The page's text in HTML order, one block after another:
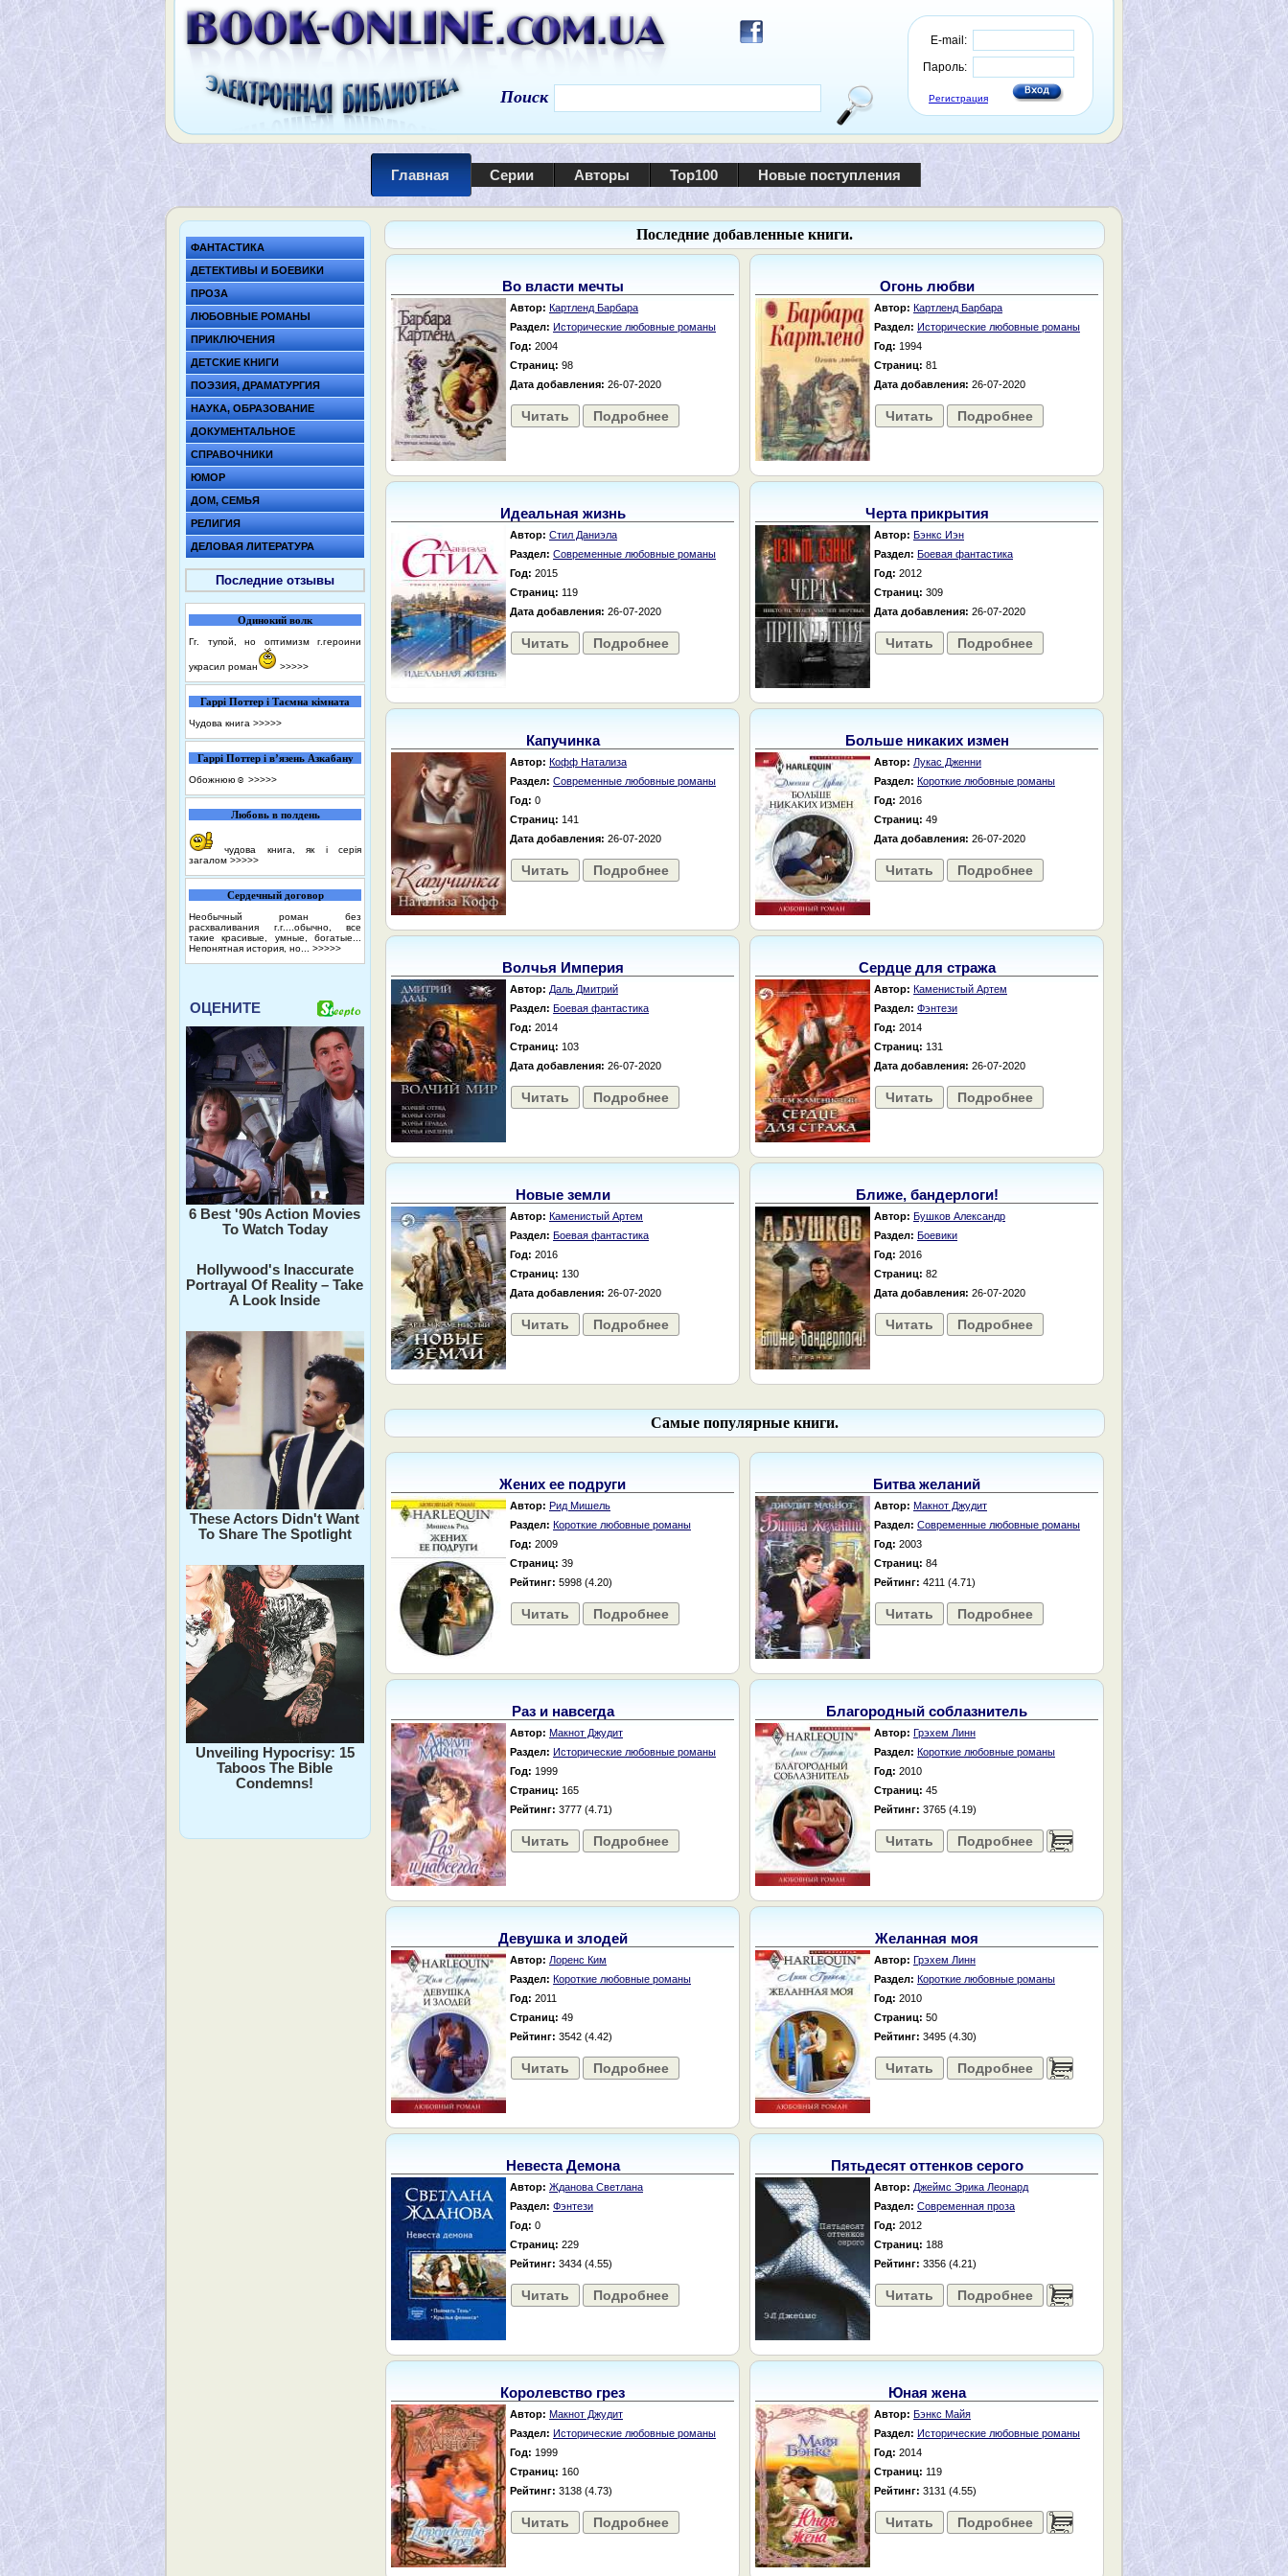
E-mail:
Пароль:
Регистрация
Поиск
Главная Серии Авторы Top100 Новые поступления
ФАНТАСТИКА
ДЕТЕКТИВЫ И БОЕВИКИ
ПРОЗА
ЛЮБОВНЫЕ РОМАНЫ
ПРИКЛЮЧЕНИЯ
ДЕТСКИЕ КНИГИ
ПОЭЗИЯ, ДРАМАТУРГИЯ
НАУКА, ОБРАЗОВАНИЕ
ДОКУМЕНТАЛЬНОЕ
СПРАВОЧНИКИ
ЮМОР
ДОМ, СЕМЬЯ
РЕЛИГИЯ
ДЕЛОВАЯ ЛИТЕРАТУРА
Последние отзывы
Одинокий волк
Гг. тупой, но оптимизм г.героини
украсил роман >>>>>
Гаррі Поттер і Таємна кімната
Чудова книга >>>>>
Гаррі Поттер і в’язень Азкабану
Обожнюю☺️ >>>>>
Любовь в полдень
чудова книга, як і серія
загалом >>>>>
Сердечный договор
Необычный роман без
расхваливания г.г....обычно, все
такие красивые, умные, богатые...
Непонятная история, но... >>>>>
ОЦЕНИТЕ
6 Best '90s Action Movies
To Watch Today
Hollywood's Inaccurate
Portrayal Of Reality – Take
A Look Inside
These Actors Didn't Want
To Share The Spotlight
Unveiling Hypocrisy: 15
Taboos The Bible
Condemns!
Последние добавленные книги.
Во власти мечты
Автор: Картленд Барбара
Раздел: Исторические любовные романы
Год: 2004
Страниц: 98
Дата добавления: 26-07-2020
Читать Подробнее
Огонь любви
Автор: Картленд Барбара
Раздел: Исторические любовные романы
Год: 1994
Страниц: 81
Дата добавления: 26-07-2020
Читать Подробнее
Идеальная жизнь
Автор: Стил Даниэла
Раздел: Современные любовные романы
Год: 2015
Страниц: 119
Дата добавления: 26-07-2020
Читать Подробнее
Черта прикрытия
Автор: Бэнкс Иэн
Раздел: Боевая фантастика
Год: 2012
Страниц: 309
Дата добавления: 26-07-2020
Читать Подробнее
Капучинка
Автор: Кофф Натализа
Раздел: Современные любовные романы
Год: 0
Страниц: 141
Дата добавления: 26-07-2020
Читать Подробнее
Больше никаких измен
Автор: Лукас Дженни
Раздел: Короткие любовные романы
Год: 2016
Страниц: 49
Дата добавления: 26-07-2020
Читать Подробнее
Волчья Империя
Автор: Даль Дмитрий
Раздел: Боевая фантастика
Год: 2014
Страниц: 103
Дата добавления: 26-07-2020
Читать Подробнее
Сердце для стража
Автор: Каменистый Артем
Раздел: Фэнтези
Год: 2014
Страниц: 131
Дата добавления: 26-07-2020
Читать Подробнее
Новые земли
Автор: Каменистый Артем
Раздел: Боевая фантастика
Год: 2016
Страниц: 130
Дата добавления: 26-07-2020
Читать Подробнее
Ближе, бандерлоги!
Автор: Бушков Александр
Раздел: Боевики
Год: 2016
Страниц: 82
Дата добавления: 26-07-2020
Читать Подробнее
Самые популярные книги.
Жених ее подруги
Автор: Рид Мишель
Раздел: Короткие любовные романы
Год: 2009
Страниц: 39
Рейтинг: 5998 (4.20)
Читать Подробнее
Битва желаний
Автор: Макнот Джудит
Раздел: Современные любовные романы
Год: 2003
Страниц: 84
Рейтинг: 4211 (4.71)
Читать Подробнее
Раз и навсегда
Автор: Макнот Джудит
Раздел: Исторические любовные романы
Год: 1999
Страниц: 165
Рейтинг: 3777 (4.71)
Читать Подробнее
Благородный соблазнитель
Автор: Грэхем Линн
Раздел: Короткие любовные романы
Год: 2010
Страниц: 45
Рейтинг: 3765 (4.19)
Читать Подробнее ......
Девушка и злодей
Автор: Лоренс Ким
Раздел: Короткие любовные романы
Год: 2011
Страниц: 49
Рейтинг: 3542 (4.42)
Читать Подробнее
Желанная моя
Автор: Грэхем Линн
Раздел: Короткие любовные романы
Год: 2010
Страниц: 50
Рейтинг: 3495 (4.30)
Читать Подробнее ......
Невеста Демона
Автор: Жданова Светлана
Раздел: Фэнтези
Год: 0
Страниц: 229
Рейтинг: 3434 (4.55)
Читать Подробнее
Пятьдесят оттенков серого
Автор: Джеймс Эрика Леонард
Раздел: Современная проза
Год: 2012
Страниц: 188
Рейтинг: 3356 (4.21)
Читать Подробнее ......
Королевство грез
Автор: Макнот Джудит
Раздел: Исторические любовные романы
Год: 1999
Страниц: 160
Рейтинг: 3138 (4.73)
Читать Подробнее
Юная жена
Автор: Бэнкс Майя
Раздел: Исторические любовные романы
Год: 2014
Страниц: 119
Рейтинг: 3131 (4.55)
Читать Подробнее ......